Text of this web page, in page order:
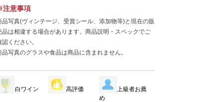
意事項
品写真(ヴィンテージ、受賞シール、添加物等)と現在の販
品は相違する場合があります。商品説明・スペックでご
認ください。
品写真のグラスや食品は商品に含まれません。
白ワイン 高評価
上級者お薦
め